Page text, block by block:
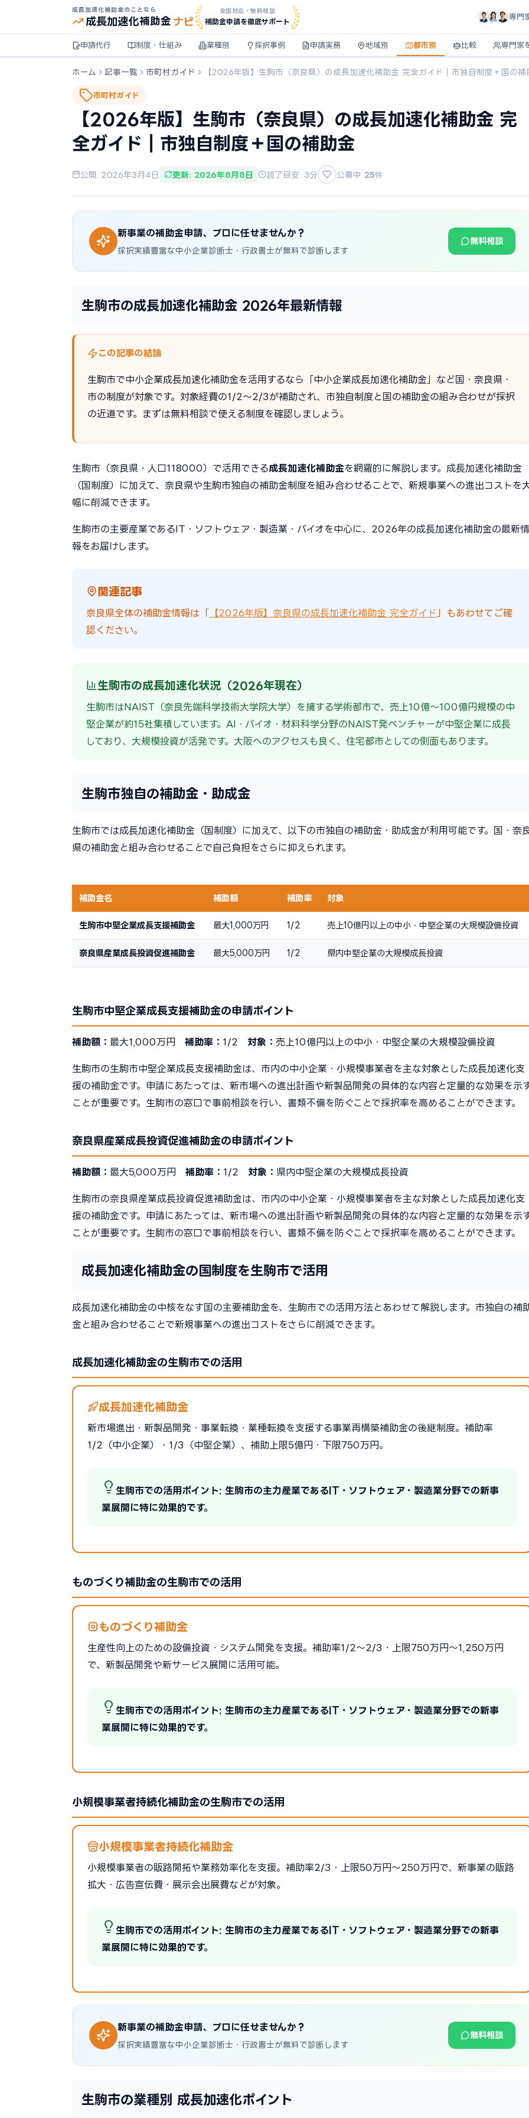
成長加速化補助金のことなら
成長加速化補助金 ナビ
全国対応・無料相談
補助金申請を徹底サポート
専門
申請代行 制度・仕組み 業種別 採択事例 申請実務 地域別 都市別 比較 専門家
ホーム 記事一覧 市町村ガイド 【2026年版】生駒市（奈良県）の成長加速化補助金 完全ガイド｜市独自制度＋国の補
市町村ガイド
【2026年版】生駒市（奈良県）の成長加速化補助金 完
全ガイド｜市独自制度＋国の補助金
公開: 2026年3月4日 更新: 2026年8月8日 読了目安: 3分 公募中 25件
新事業の補助金申請、プロに任せませんか？
採択実績豊富な中小企業診断士・行政書士が無料で診断します
無料相談
生駒市の成長加速化補助金 2026年最新情報
この記事の結論
生駒市で中小企業成長加速化補助金を活用するなら「中小企業成長加速化補助金」など国・奈良県・
市の制度が対象です。対象経費の1/2〜2/3が補助され、市独自制度と国の補助金の組み合わせが採択
の近道です。まずは無料相談で使える制度を確認しましょう。
生駒市（奈良県・人口118000）で活用できる成長加速化補助金を網羅的に解説します。成長加速化補助金
（国制度）に加えて、奈良県や生駒市独自の補助金制度を組み合わせることで、新規事業への進出コストを
幅に削減できます。
生駒市の主要産業であるIT・ソフトウェア・製造業・バイオを中心に、2026年の成長加速化補助金の最新情
報をお届けします。
関連記事
奈良県全体の補助金情報は「 【2026年版】奈良県の成長加速化補助金 完全ガイド
」もあわせてご確
認ください。
生駒市の成長加速化状況（2026年現在）
生駒市はNAIST（奈良先端科学技術大学院大学）を擁する学術都市で、売上10億〜100億円規模の中
堅企業が約15社集積しています。AI・バイオ・材料科学分野のNAIST発ベンチャーが中堅企業に成長
しており、大規模投資が活発です。大阪へのアクセスも良く、住宅都市としての側面もあります。
生駒市独自の補助金・助成金
生駒市では成長加速化補助金（国制度）に加えて、以下の市独自の補助金・助成金が利用可能です。国・奈
県の補助金と組み合わせることで自己負担をさらに抑えられます。
補助金名 補助額 補助率 対象
生駒市中堅企業成長支援補助金 最大1,000万円 1/2 売上10億円以上の中小・中堅企業の大規模設備投資
奈良県産業成長投資促進補助金 最大5,000万円 1/2 県内中堅企業の大規模成長投資
生駒市中堅企業成長支援補助金の申請ポイント
補助額： 最大1,000万円 補助率： 1/2 対象： 売上10億円以上の中小・中堅企業の大規模設備投資
生駒市の生駒市中堅企業成長支援補助金は、市内の中小企業・小規模事業者を主な対象とした成長加速化支
援の補助金です。申請にあたっては、新市場への進出計画や新製品開発の具体的な内容と定量的な効果を示
ことが重要です。生駒市の窓口で事前相談を行い、書類不備を防ぐことで採択率を高めることができます。
奈良県産業成長投資促進補助金の申請ポイント
補助額： 最大5,000万円 補助率： 1/2 対象： 県内中堅企業の大規模成長投資
生駒市の奈良県産業成長投資促進補助金は、市内の中小企業・小規模事業者を主な対象とした成長加速化支
援の補助金です。申請にあたっては、新市場への進出計画や新製品開発の具体的な内容と定量的な効果を示
ことが重要です。生駒市の窓口で事前相談を行い、書類不備を防ぐことで採択率を高めることができます。
成長加速化補助金の国制度を生駒市で活用
成長加速化補助金の中核をなす国の主要補助金を、生駒市での活用方法とあわせて解説します。市独自の補
金と組み合わせることで新規事業への進出コストをさらに削減できます。
成長加速化補助金の生駒市での活用
成長加速化補助金
新市場進出・新製品開発・事業転換・業種転換を支援する事業再構築補助金の後継制度。補助率
1/2（中小企業）・1/3（中堅企業）、補助上限5億円・下限750万円。
生駒市での活用ポイント: 生駒市の主力産業であるIT・ソフトウェア・製造業分野での新事
業展開に特に効果的です。
ものづくり補助金の生駒市での活用
ものづくり補助金
生産性向上のための設備投資・システム開発を支援。補助率1/2〜2/3・上限750万円〜1,250万円
で、新製品開発や新サービス展開に活用可能。
生駒市での活用ポイント: 生駒市の主力産業であるIT・ソフトウェア・製造業分野での新事
業展開に特に効果的です。
小規模事業者持続化補助金の生駒市での活用
小規模事業者持続化補助金
小規模事業者の販路開拓や業務効率化を支援。補助率2/3・上限50万円〜250万円で、新事業の販路
拡大・広告宣伝費・展示会出展費などが対象。
生駒市での活用ポイント: 生駒市の主力産業であるIT・ソフトウェア・製造業分野での新事
業展開に特に効果的です。
新事業の補助金申請、プロに任せませんか？
採択実績豊富な中小企業診断士・行政書士が無料で診断します
無料相談
生駒市の業種別 成長加速化ポイント